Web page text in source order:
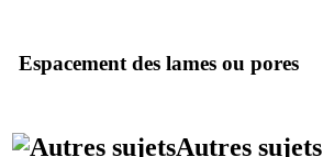
Espacement des lames ou pores
Autres sujets